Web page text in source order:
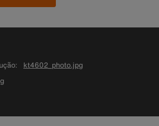
kt4602_photo.jpg